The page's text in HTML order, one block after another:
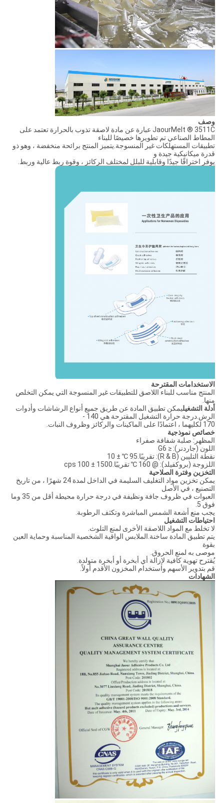
وصف
JaourMelt ® 3511C عبارة عن مادة لاصقة تذوب بالحرارة تعتمد على
المطاط الصناعي تم تطويرها خصيصًا للبناء
تطبيقات المستهلكات غير المنسوجة.يتميز المنتج برائحة منخفضة ، وهو ذو
قدرة ميكانيكية جيدة و
يوفر اختراقًا جيدًا وقابلية للبلل لمختلف الركائز ، وقوة ربط عالية وربط.
الاستخدامات المقترحة
المنتج مناسب للبناء اللاصق للتطبيقات غير المنسوجة التي يمكن التخلص
منها.
أدلة التشغيليمكن تطبيق المادة عن طريق جميع أنواع الرشاشات وأدوات
الرش.درجة حرارة التشغيل المقترحة هي 140 -
170 لكليهما ، اعتمادًا على الماكينات والركائز وظروف النبات.
خصائص نموذجية
المظهر: صلبة شفافة صفراء
اللون (جاردنر): ≤ G6
نقطة التليين (R & B): تقريبًا.95 ℃ ± 10
اللزوجة (بروكفيلد): @ 160 ℃ تقريبًا.1500 ± 100 cps
التخزين وفترة الصلاحية
يمكن تخزين مواد التغليف السليمة في الداخل لمدة 24 شهرًا ، من تاريخ
التصنيع ، في الأصل
العبوات في ظروف جافة ونظيفة في درجة حرارة محيطة أقل من 35 وما
فوق 5.
يجب منع أشعة الشمس المباشرة وتكثف الرطوبة.
احتياطات التشغيل
لا تخلط مع المواد اللاصقة الأخرى لمنع التلوث.
يتم تطبيق المادة ساخنة.الملابس الواقية الشخصية المناسبة وحماية العين
بقوة
موصى به لمنع الحروق.
يُقترح تهوية كافية لإزالة أي أبخرة أو أبخرة متولدة.
قم بتدوير الأسهم واستخدام المخزون الأقدم أولاً.
الشهادات